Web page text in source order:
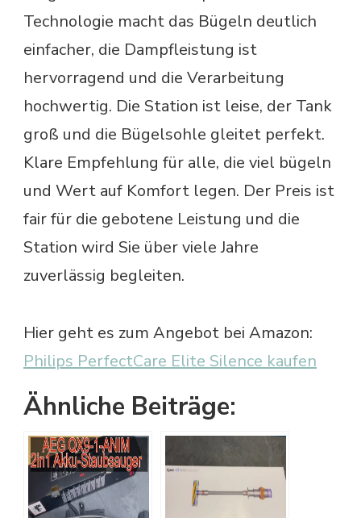
Technologie macht das Bügeln deutlich
einfacher, die Dampfleistung ist
hervorragend und die Verarbeitung
hochwertig. Die Station ist leise, der Tank
groß und die Bügelsohle gleitet perfekt.
Klare Empfehlung für alle, die viel bügeln
und Wert auf Komfort legen. Der Preis ist
fair für die gebotene Leistung und die
Station wird Sie über viele Jahre
zuverlässig begleiten.
Hier geht es zum Angebot bei Amazon:
Philips PerfectCare Elite Silence kaufen
Ähnliche Beiträge: